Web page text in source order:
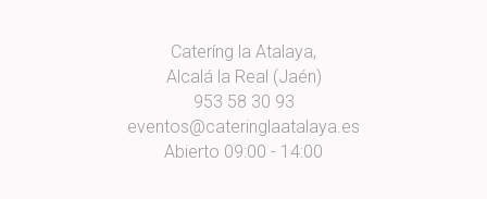
Cateríng la Atalaya,
Alcalá la Real (Jaén)
953 58 30 93
eventos@cateringlaatalaya.es
Abierto 09:00 - 14:00